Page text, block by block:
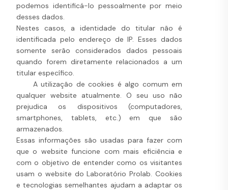
podemos identificá-lo pessoalmente por meio
desses dados.
Nestes casos, a identidade do titular não é
identificada pelo endereço de IP. Esses dados
somente serão considerados dados pessoais
quando forem diretamente relacionados a um
titular específico.
A utilização de cookies é algo comum em
qualquer website atualmente. O seu uso não
prejudica os dispositivos (computadores,
smartphones, tablets, etc.) em que são
armazenados.
Essas informações são usadas para fazer com
que o website funcione com mais eficiência e
com o objetivo de entender como os visitantes
usam o website do Laboratório Prolab. Cookies
e tecnologias semelhantes ajudam a adaptar os